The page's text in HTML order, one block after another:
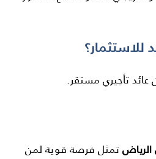
للاستثمار؟
تأجيري مستقر.
تمثل فرصة قوية لمن